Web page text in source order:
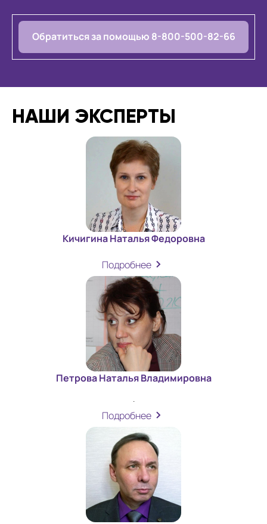
Обратиться за помощью 8-800-500-82-66
НАШИ ЭКСПЕРТЫ
Кичигина Наталья Федоровна
Подробнее
Петрова Наталья Владимировна
.
Подробнее